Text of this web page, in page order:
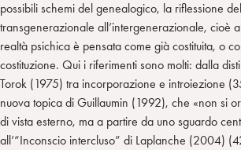
possibili schemi del genealogico, la riflessione
transgenerazionale all’intergenerazionale, cioè
realtà psichica è pensata come già costituita, o
costituzione. Qui i riferimenti sono molti: dalla
Torok (1975) tra incorporazione e introiezione
nuova topica di Guillaumin (1992), che «non si
di vista esterno, ma a partire da uno sguardo
all’“Inconscio intercluso” di Laplanche (2004)